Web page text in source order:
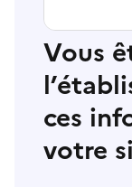
Vous
ces
votre